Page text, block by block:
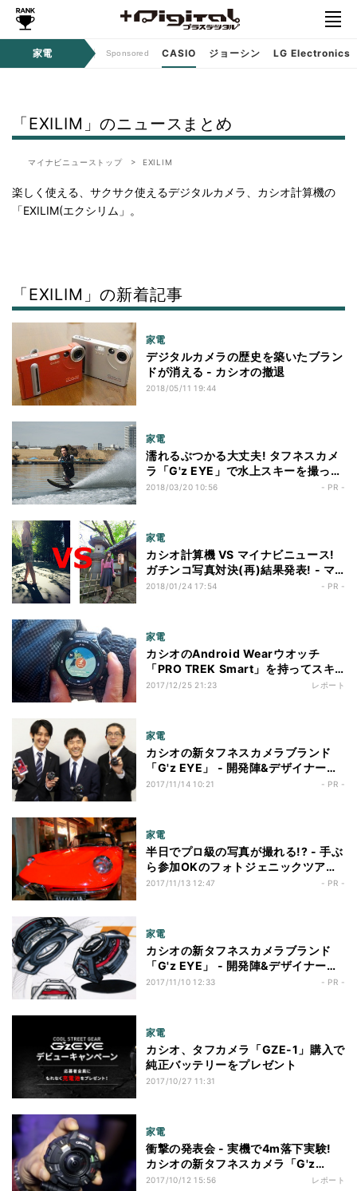
家電
タルコンテンツ Sponsored CASIO ジョーシン LG Electronics
「EXILIM」のニュースまとめ
マイナビニューストップ EXILIM
楽しく使える、サクサク使えるデジタルカメラ、カシオ計算機の
「EXILIM(エクシリム」。
「EXILIM」の新着記事
家電
デジタルカメラの歴史を築いたブラン
ドが消える - カシオの撤退
2018/05/11 19:44
家電
濡れるぶつかる大丈夫! タフネスカメ
ラ「G'z EYE」で水上スキーを撮って
みたら?
2018/03/20 10:56 - PR -
家電
カシオ計算機 VS マイナビニュース!
ガチンコ写真対決(再)結果発表! - マ
イナビニュースは一矢報いることがで
2018/01/24 17:54 - PR -
家電
カシオのAndroid Wearウオッチ
「PRO TREK Smart」を持ってスキ
ー! - 最高速、高低差、滑走距離、い
2017/12/25 21:23 レポート
家電
カシオの新タフネスカメラブランド
「G'z EYE」 - 開発陣&デザイナーに
よるマル秘トーク(後編)
2017/11/14 10:21 - PR -
家電
半日でプロ級の写真が撮れる!? - 手ぶ
ら参加OKのフォトジェニックツアー
に潜入
2017/11/13 12:47 - PR -
家電
カシオの新タフネスカメラブランド
「G'z EYE」 - 開発陣&デザイナーに
よるマル秘トーク(前編)
2017/11/10 12:33 - PR -
家電
カシオ、タフカメラ「GZE-1」購入で
純正バッテリーをプレゼント
2017/10/27 11:31
家電
衝撃の発表会 - 実機で4m落下実験!
カシオの新タフネスカメラ「G'z
EYE」
2017/10/12 15:56 レポート